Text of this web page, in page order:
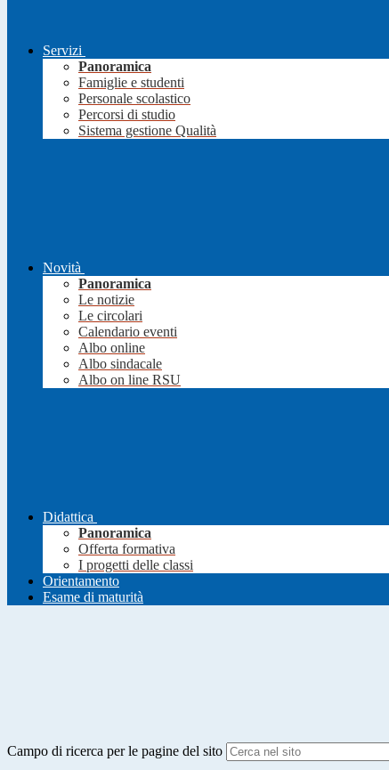
Servizi
Panoramica
Famiglie e studenti
Personale scolastico
Percorsi di studio
Sistema gestione Qualità
Novità
Panoramica
Le notizie
Le circolari
Calendario eventi
Albo online
Albo sindacale
Albo on line RSU
Didattica
Panoramica
Offerta formativa
I progetti delle classi
Orientamento
Esame di maturità
Campo di ricerca per le pagine del sito